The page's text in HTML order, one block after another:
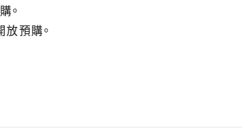
。
預購。